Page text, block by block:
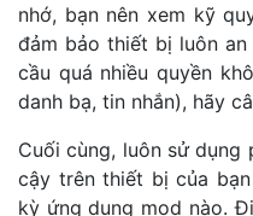
nhớ, bạn nên xem kỹ
đảm bảo thiết bị luôn
cầu quá nhiều quyền
danh bạ, tin nhắn), hãy
Cuối cùng, luôn sử dụng
cậy trên thiết bị của
kỳ ứng dụng mod nào.